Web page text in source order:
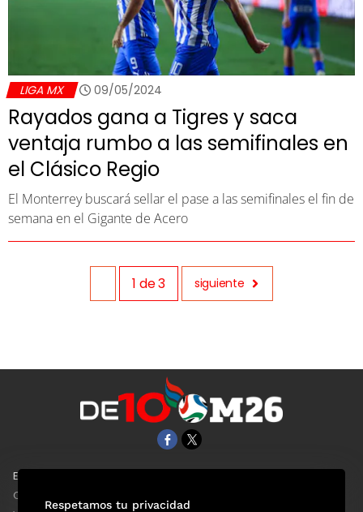
LIGA MX 09/05/2024
Rayados gana a Tigres y saca
ventaja rumbo a las semifinales en
el Clásico Regio
El Monterrey buscará sellar el pase a las semifinales el fin de
semana en el Gigante de Acero
1 de3 siguiente
EL UNIVERSAL
Clase
Respetamos tu privacidad